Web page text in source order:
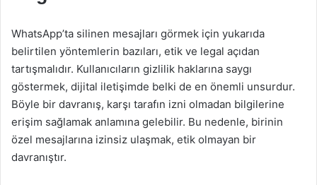
WhatsApp’ta silinen mesajları görmek için yukarıda
belirtilen yöntemlerin bazıları, etik ve legal açıdan
tartışmalıdır. Kullanıcıların gizlilik haklarına saygı
göstermek, dijital iletişimde belki de en önemli unsurdur.
Böyle bir davranış, karşı tarafın izni olmadan bilgilerine
erişim sağlamak anlamına gelebilir. Bu nedenle, birinin
özel mesajlarına izinsiz ulaşmak, etik olmayan bir
davranıştır.